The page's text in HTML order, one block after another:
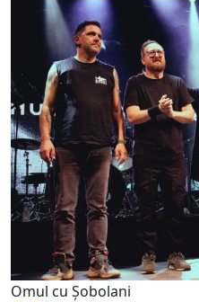
Omul cu Șobolani